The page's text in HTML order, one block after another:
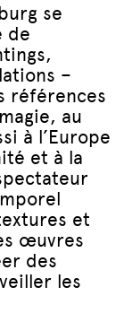
se
de
–
références
au
à l’Europe
et à la
et
œuvres
des
les